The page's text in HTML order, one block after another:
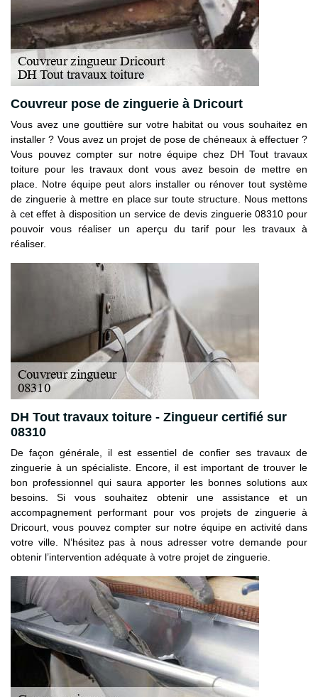
Couvreur pose de zinguerie à Dricourt
Vous avez une gouttière sur votre habitat ou vous souhaitez en
installer ? Vous avez un projet de pose de chéneaux à effectuer ?
Vous pouvez compter sur notre équipe chez DH Tout travaux
toiture pour les travaux dont vous avez besoin de mettre en
place. Notre équipe peut alors installer ou rénover tout système
de zinguerie à mettre en place sur toute structure. Nous mettons
à cet effet à disposition un service de devis zinguerie 08310 pour
pouvoir vous réaliser un aperçu du tarif pour les travaux à
réaliser.
DH Tout travaux toiture - Zingueur certifié sur
08310
De façon générale, il est essentiel de confier ses travaux de
zinguerie à un spécialiste. Encore, il est important de trouver le
bon professionnel qui saura apporter les bonnes solutions aux
besoins. Si vous souhaitez obtenir une assistance et un
accompagnement performant pour vos projets de zinguerie à
Dricourt, vous pouvez compter sur notre équipe en activité dans
votre ville. N’hésitez pas à nous adresser votre demande pour
obtenir l’intervention adéquate à votre projet de zinguerie.